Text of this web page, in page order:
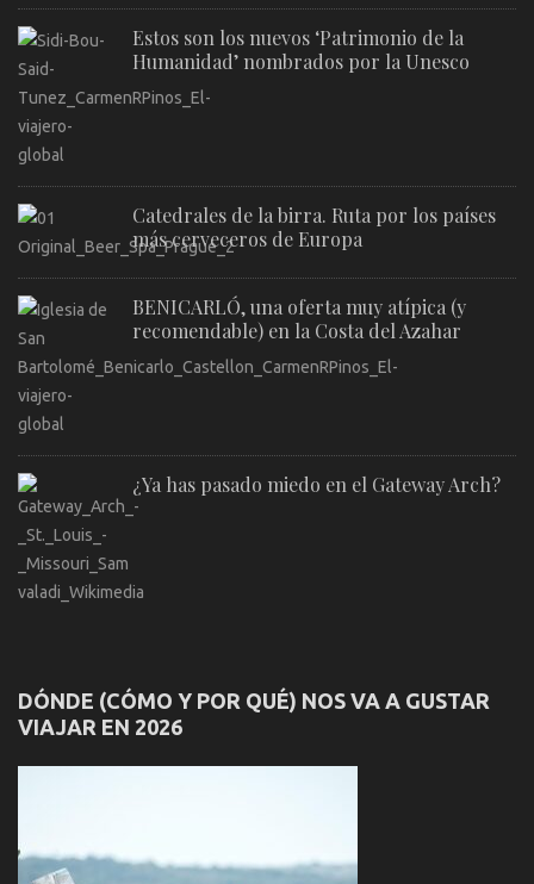
Estos son los nuevos ‘Patrimonio de la
Humanidad’ nombrados por la Unesco
Catedrales de la birra. Ruta por los países
más cerveceros de Europa
BENICARLÓ, una oferta muy atípica (y
recomendable) en la Costa del Azahar
¿Ya has pasado miedo en el Gateway Arch?
DÓNDE (CÓMO Y POR QUÉ) NOS VA A GUSTAR
VIAJAR EN 2026